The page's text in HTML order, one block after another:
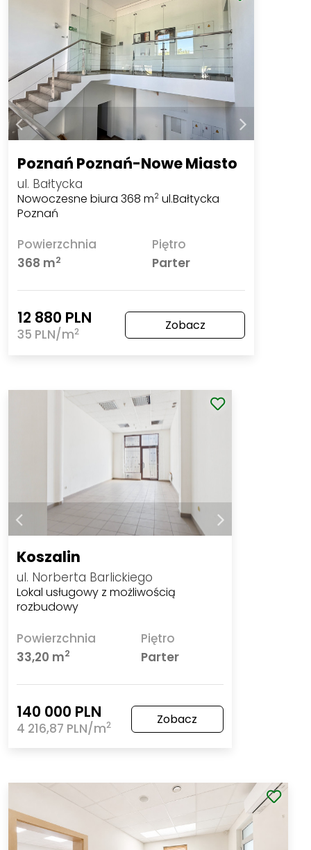
Poznań Poznań-Nowe Miasto
ul. Bałtycka
Nowoczesne biura 368 m2 ul.Bałtycka
Poznań
Powierzchnia
368 m2
Piętro
Parter
12 880 PLN
35 PLN/m2 Zobacz
Koszalin
ul. Norberta Barlickiego
Lokal usługowy z możliwością
rozbudowy
Powierzchnia
33,20 m2
Piętro
Parter
140 000 PLN
4 216,87 PLN/m2 Zobacz